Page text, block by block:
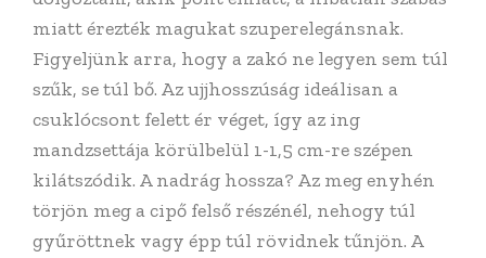
miatt érezték magukat szuperelegánsnak.
Figyeljünk arra, hogy a zakó ne legyen sem túl
szűk, se túl bő. Az ujjhosszúság ideálisan a
csuklócsont felett ér véget, így az ing
mandzsettája körülbelül 1-1,5 cm-re szépen
kilátszódik. A nadrág hossza? Az meg enyhén
törjön meg a cipő felső részénél, nehogy túl
gyűröttnek vagy épp túl rövidnek tűnjön. A